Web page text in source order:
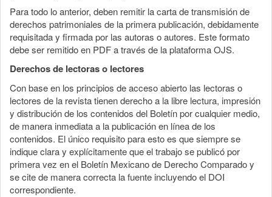
Para todo lo anterior, deben remitir la carta de transmisión de
derechos patrimoniales de la primera publicación, debidamente
requisitada y firmada por las autoras o autores. Este formato
debe ser remitido en PDF a través de la plataforma OJS.
Derechos de lectoras o lectores
Con base en los principios de acceso abierto las lectoras o
lectores de la revista tienen derecho a la libre lectura, impresión
y distribución de los contenidos del Boletín por cualquier medio,
de manera inmediata a la publicación en línea de los
contenidos. El único requisito para esto es que siempre se
indique clara y explícitamente que el trabajo se publicó por
primera vez en el Boletín Mexicano de Derecho Comparado y
se cite de manera correcta la fuente incluyendo el DOI
correspondiente.